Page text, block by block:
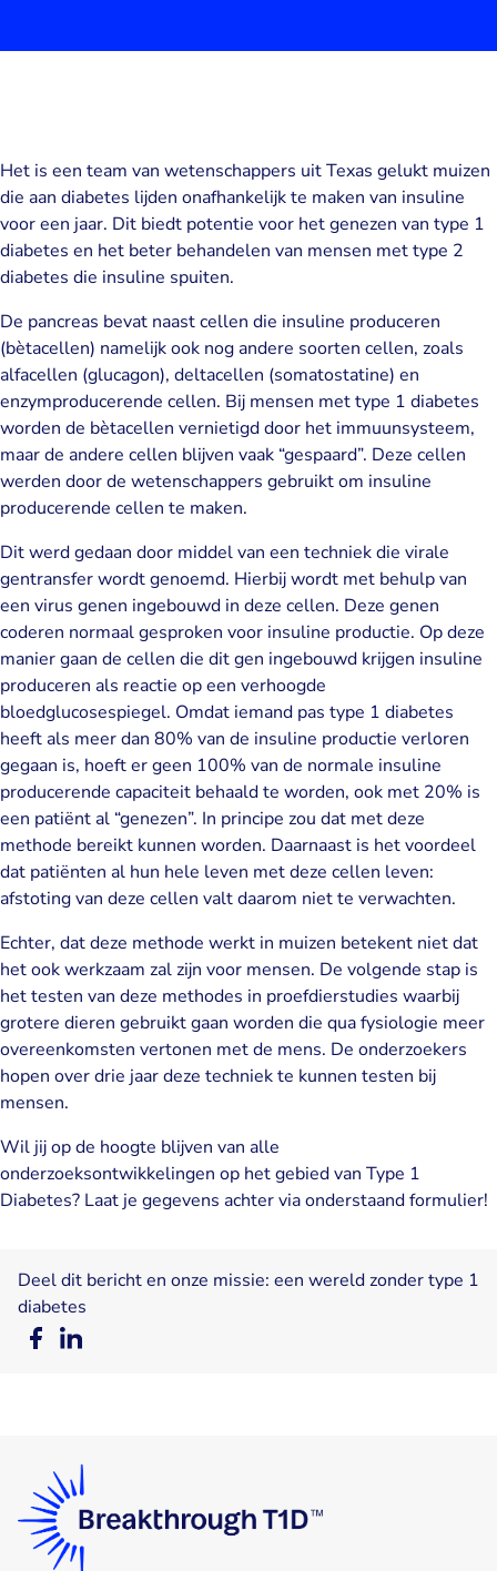
Het is een team van wetenschappers uit Texas gelukt muizen
die aan diabetes lijden onafhankelijk te maken van insuline
voor een jaar. Dit biedt potentie voor het genezen van type 1
diabetes en het beter behandelen van mensen met type 2
diabetes die insuline spuiten.
De pancreas bevat naast cellen die insuline produceren
(bètacellen) namelijk ook nog andere soorten cellen, zoals
alfacellen (glucagon), deltacellen (somatostatine) en
enzymproducerende cellen. Bij mensen met type 1 diabetes
worden de bètacellen vernietigd door het immuunsysteem,
maar de andere cellen blijven vaak “gespaard”. Deze cellen
werden door de wetenschappers gebruikt om insuline
producerende cellen te maken.
Dit werd gedaan door middel van een techniek die virale
gentransfer wordt genoemd. Hierbij wordt met behulp van
een virus genen ingebouwd in deze cellen. Deze genen
coderen normaal gesproken voor insuline productie. Op deze
manier gaan de cellen die dit gen ingebouwd krijgen insuline
produceren als reactie op een verhoogde
bloedglucosespiegel. Omdat iemand pas type 1 diabetes
heeft als meer dan 80% van de insuline productie verloren
gegaan is, hoeft er geen 100% van de normale insuline
producerende capaciteit behaald te worden, ook met 20% is
een patiënt al “genezen”. In principe zou dat met deze
methode bereikt kunnen worden. Daarnaast is het voordeel
dat patiënten al hun hele leven met deze cellen leven:
afstoting van deze cellen valt daarom niet te verwachten.
Echter, dat deze methode werkt in muizen betekent niet dat
het ook werkzaam zal zijn voor mensen. De volgende stap is
het testen van deze methodes in proefdierstudies waarbij
grotere dieren gebruikt gaan worden die qua fysiologie meer
overeenkomsten vertonen met de mens. De onderzoekers
hopen over drie jaar deze techniek te kunnen testen bij
mensen.
Wil jij op de hoogte blijven van alle
onderzoeksontwikkelingen op het gebied van Type 1
Diabetes? Laat je gegevens achter via onderstaand formulier!
Deel dit bericht en onze missie: een wereld zonder type 1
diabetes
DeelDeel